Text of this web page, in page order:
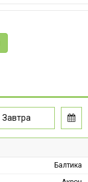
Завтра
Балтика